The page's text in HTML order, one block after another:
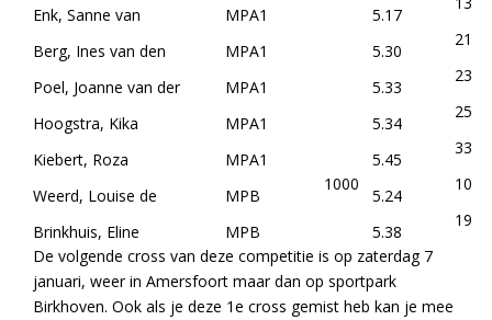
Enk, Sanne van MPA1 5.17
Berg, Ines van den MPA1 5.30
21
Poel, Joanne van der MPA1 5.33
23
Hoogstra, Kika MPA1 5.34
25
Kiebert, Roza MPA1 5.45
33
Weerd, Louise de MPB
1000
5.24
10
Brinkhuis, Eline MPB 5.38
19
De volgende cross van deze competitie is op zaterdag 7
januari, weer in Amersfoort maar dan op sportpark
Birkhoven. Ook als je deze 1e cross gemist heb kan je mee